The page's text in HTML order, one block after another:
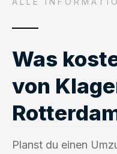
Was
von
Planst du einen